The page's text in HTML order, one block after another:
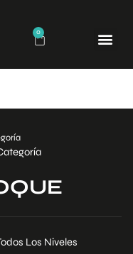
0
Los Niveles